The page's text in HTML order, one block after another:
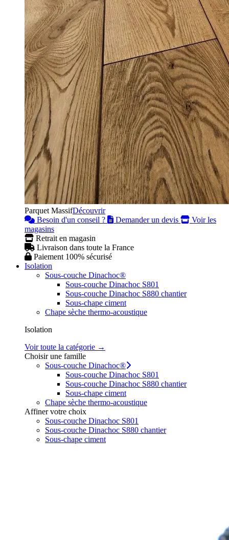
Parquet MassifDécouvrir
Besoin d'un conseil ?
Demander un devis
Voir les
magasins
Retrait en magasin
Livraison dans toute la France
Paiement 100% sécurisé
Isolation
Sous-couche Dinachoc®
Sous-couche Dinachoc S801
Sous-couche Dinachoc S880 chantier
Sous-chape ciment
Chape sèche thermo-acoustique
Isolation
Voir toute la catégorie →
Choisir une famille
Sous-couche Dinachoc®
Sous-couche Dinachoc S801
Sous-couche Dinachoc S880 chantier
Sous-chape ciment
Chape sèche thermo-acoustique
Affiner votre choix
Sous-couche Dinachoc S801
Sous-couche Dinachoc S880 chantier
Sous-chape ciment